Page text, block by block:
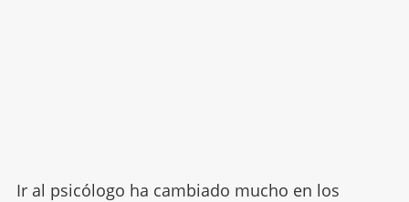
Ir al psicólogo ha cambiado mucho en los